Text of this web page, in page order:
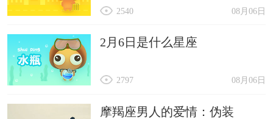
08月06日
2540
2月6日是什么星座
08月06日
2797
摩羯座男人的爱情：伪装